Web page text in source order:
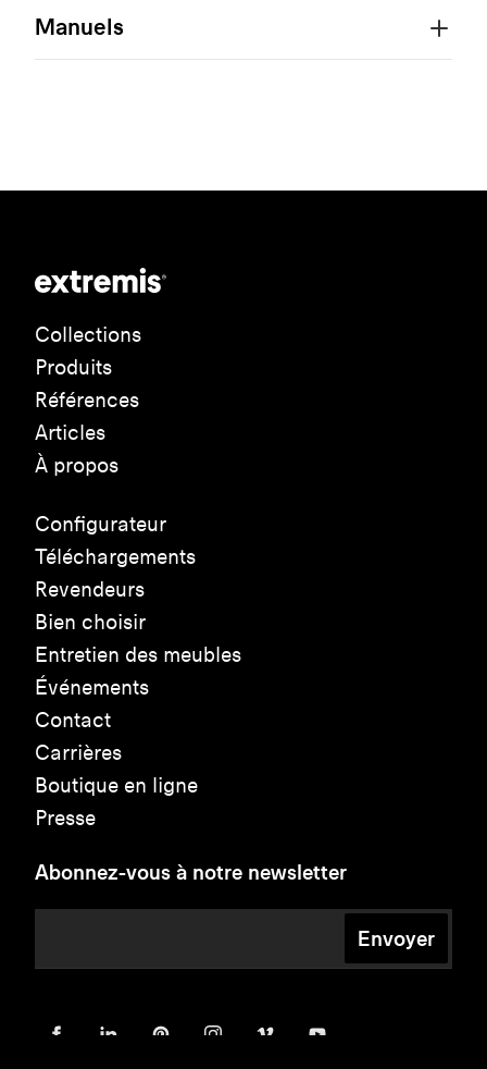
Manuels
Collections
Produits
Références
Articles
À propos
Configurateur
Téléchargements
Revendeurs
Bien choisir
Entretien des meubles
Événements
Contact
Carrières
Boutique en ligne
Presse
Abonnez-vous à notre newsletter
Envoyer